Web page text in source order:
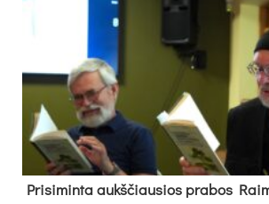
Pri­si­min­ta aukš­čiau­sios pra­bos